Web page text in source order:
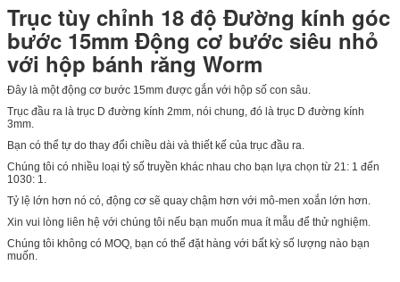
Trục tùy chỉnh 18 độ Đường kính góc
bước 15mm Động cơ bước siêu nhỏ
với hộp bánh răng Worm
Đây là một động cơ bước 15mm được gắn với hộp số con sâu.
Trục đầu ra là trục D đường kính 2mm, nói chung, đó là trục D đường kính
3mm.
Bạn có thể tự do thay đổi chiều dài và thiết kế của trục đầu ra.
Chúng tôi có nhiều loại tỷ số truyền khác nhau cho bạn lựa chọn từ 21: 1 đến
1030: 1.
Tỷ lệ lớn hơn nó có, động cơ sẽ quay chậm hơn với mô-men xoắn lớn hơn.
Xin vui lòng liên hệ với chúng tôi nếu bạn muốn mua ít mẫu để thử nghiệm.
Chúng tôi không có MOQ, bạn có thể đặt hàng với bất kỳ số lượng nào bạn
muốn.